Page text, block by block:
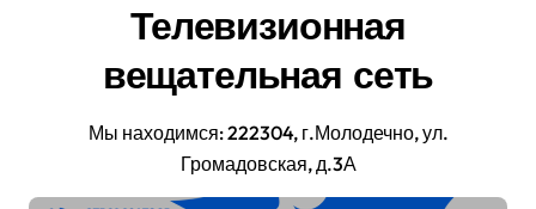
Телевизионная
вещательная сеть
Мы находимся: 222304, г.Молодечно, ул.
Громадовская, д.3А